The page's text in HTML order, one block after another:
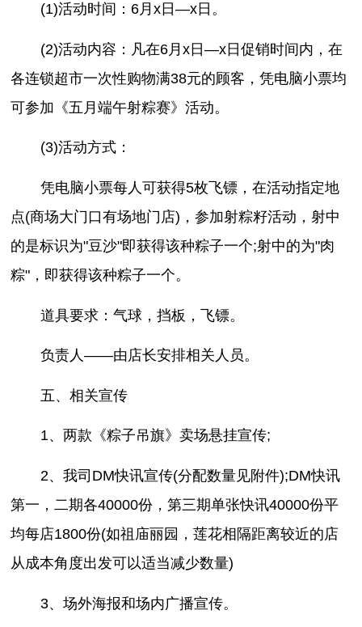
(1)活动时间：6月x日—x日。
(2)活动内容：凡在6月x日—x日促销时间内，在
各连锁超市一次性购物满38元的顾客，凭电脑小票均
可参加《五月端午射粽赛》活动。
(3)活动方式：
凭电脑小票每人可获得5枚飞镖，在活动指定地
点(商场大门口有场地门店)，参加射粽籽活动，射中
的是标识为"豆沙"即获得该种粽子一个;射中的为"肉
粽"，即获得该种粽子一个。
道具要求：气球，挡板，飞镖。
负责人——由店长安排相关人员。
五、相关宣传
1、两款《粽子吊旗》卖场悬挂宣传;
2、我司DM快讯宣传(分配数量见附件);DM快讯
第一，二期各40000份，第三期单张快讯40000份平
均每店1800份(如祖庙丽园，莲花相隔距离较近的店
从成本角度出发可以适当减少数量)
3、场外海报和场内广播宣传。